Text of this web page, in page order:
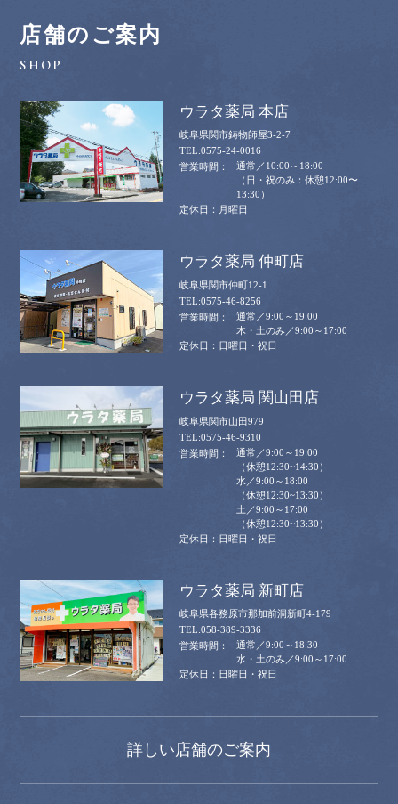
店舗のご案内
ウラタ薬局 本店
岐阜県関市鋳物師屋3-2-7
0575-24-0016
通常／10:00～18:00
（日・祝のみ：休憩12:00〜
13:30）
月曜日
ウラタ薬局 仲町店
岐阜県関市仲町12-1
0575-46-8256
通常／9:00～19:00
木・土のみ／9:00～17:00
日曜日・祝日
ウラタ薬局 関山田店
岐阜県関市山田979
0575-46-9310
通常／9:00～19:00
（休憩12:30~14:30）
水／9:00～18:00
（休憩12:30~13:30）
土／9:00～17:00
（休憩12:30~13:30）
日曜日・祝日
ウラタ薬局 新町店
岐阜県各務原市那加前洞新町4-179
058-389-3336
通常／9:00～18:30
水・土のみ／9:00～17:00
日曜日・祝日
詳しい店舗のご案内